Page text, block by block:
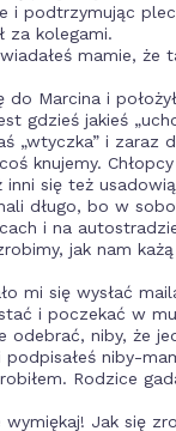
i podtrzymując
za kolegami.
mamie, że
do Marcina i
gdzieś jakieś
„wtyczka” i zaraz
knujemy.
się też
długo, bo w
i na
jak nam
mi się wysłać
i poczekać w
odebrać, niby, że
podpisałeś niby-
Rodzice
wymiękaj! Jak się